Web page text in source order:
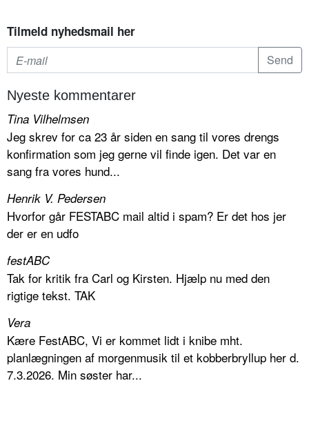
Tilmeld nyhedsmail her
Nyeste kommentarer
Tina Vilhelmsen
Jeg skrev for ca 23 år siden en sang til vores drengs
konfirmation som jeg gerne vil finde igen. Det var en
sang fra vores hund...
Henrik V. Pedersen
Hvorfor går FESTABC mail altid i spam? Er det hos jer
der er en udfo
festABC
Tak for kritik fra Carl og Kirsten. Hjælp nu med den
rigtige tekst. TAK
Vera
Kære FestABC, Vi er kommet lidt i knibe mht.
planlægningen af morgenmusik til et kobberbryllup her d.
7.3.2026. Min søster har...